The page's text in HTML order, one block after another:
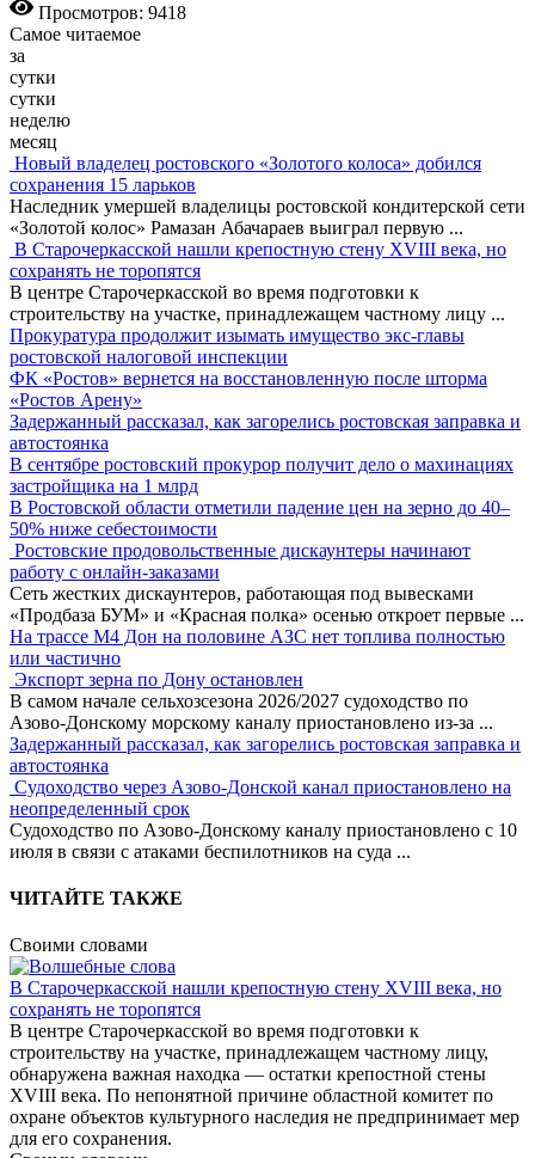
Просмотров: 9418
Самое читаемое
за
сутки
сутки
неделю
месяц
Новый владелец ростовского «Золотого колоса» добился
сохранения 15 ларьков
Наследник умершей владелицы ростовской кондитерской сети
«Золотой колос» Рамазан Абачараев выиграл первую ...
В Старочеркасской нашли крепостную стену XVIII века, но
сохранять не торопятся
В центре Старочеркасской во время подготовки к
строительству на участке, принадлежащем частному лицу ...
Прокуратура продолжит изымать имущество экс-главы
ростовской налоговой инспекции
ФК «Ростов» вернется на восстановленную после шторма
«Ростов Арену»
Задержанный рассказал, как загорелись ростовская заправка и
автостоянка
В сентябре ростовский прокурор получит дело о махинациях
застройщика на 1 млрд
В Ростовской области отметили падение цен на зерно до 40–
50% ниже себестоимости
Ростовские продовольственные дискаунтеры начинают
работу с онлайн-заказами
Сеть жестких дискаунтеров, работающая под вывесками
«Продбаза БУМ» и «Красная полка» осенью откроет первые ...
На трассе М4 Дон на половине АЗС нет топлива полностью
или частично
Экспорт зерна по Дону остановлен
В самом начале сельхозсезона 2026/2027 судоходство по
Азово-Донскому морскому каналу приостановлено из-за ...
Задержанный рассказал, как загорелись ростовская заправка и
автостоянка
Судоходство через Азово-Донской канал приостановлено на
неопределенный срок
Судоходство по Азово-Донскому каналу приостановлено с 10
июля в связи с атаками беспилотников на суда ...
ЧИТАЙТЕ ТАКЖЕ
Своими словами
В Старочеркасской нашли крепостную стену XVIII века, но
сохранять не торопятся
В центре Старочеркасской во время подготовки к
строительству на участке, принадлежащем частному лицу,
обнаружена важная находка — остатки крепостной стены
XVIII века. По непонятной причине областной комитет по
охране объектов культурного наследия не предпринимает мер
для его сохранения.